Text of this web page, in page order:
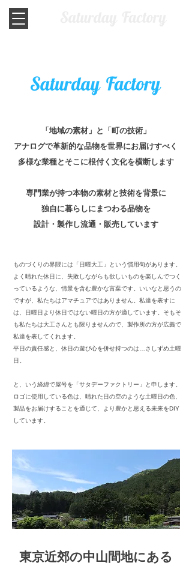
「地域の素材」と「町の技術」
アナログで革新的な品物を世界にお届けすべく
多様な業種とそこに根付く文化を横断します
専門業が持つ本物の素材と技術を背景に
独自に暮らしにまつわる品物を
設計・製作し流通・販売しています
ものづくりの界隈には「日曜大工」という慣用句があります。
よく晴れた休日に、失敗しながらも欲しいものを楽しんでつく
っているような、情景を含む豊かな言葉です。いいなと思うの
ですが、私たちはアマチュアではありません。私達を表すに
は、日曜日より休日ではない曜日の方が適しています。そもそ
も私たちは大工さんとも限りませんので、製作所の方が広義で
私達を表してくれます。
平日の責任感と、休日の遊び心を併せ持つのは…さしずめ土曜
日。
と、いう経緯で屋号を「サタデーファクトリー」と申します。
ロゴに使用している色は、晴れた日の空のような土曜日の色、
製品をお届けすることを通じて、
より豊かと思える未来をDIY
しています。
東京近郊の中山間地にある